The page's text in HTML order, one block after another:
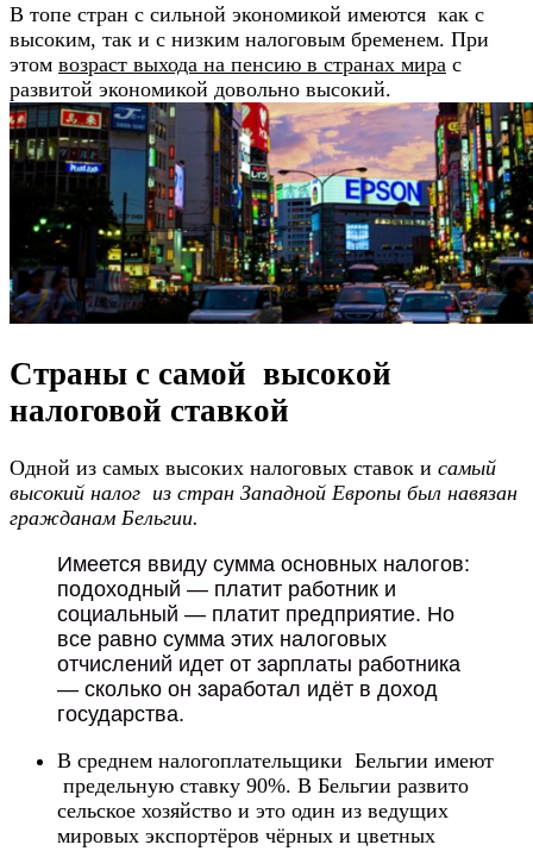
В топе стран с сильной экономикой имеются как с
высоким, так и с низким налоговым бременем. При
этом возраст выхода на пенсию в странах мира с
развитой экономикой довольно высокий.
Страны с самой высокой
налоговой ставкой
Одной из самых высоких налоговых ставок и самый
высокий налог из стран Западной Европы был навязан
гражданам Бельгии.
Имеется ввиду сумма основных налогов:
подоходный — платит работник и
социальный — платит предприятие. Но
все равно сумма этих налоговых
отчислений идет от зарплаты работника
— сколько он заработал идёт в доход
государства.
В среднем налогоплательщики Бельгии имеют
предельную ставку 90%. В Бельгии развито
сельское хозяйство и это один из ведущих
мировых экспортёров чёрных и цветных